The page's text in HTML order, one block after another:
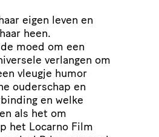
eigen leven en
heen.
moed om een
verlangen om
vleugje humor
ouderschap en
en welke
als het om
het Locarno Film